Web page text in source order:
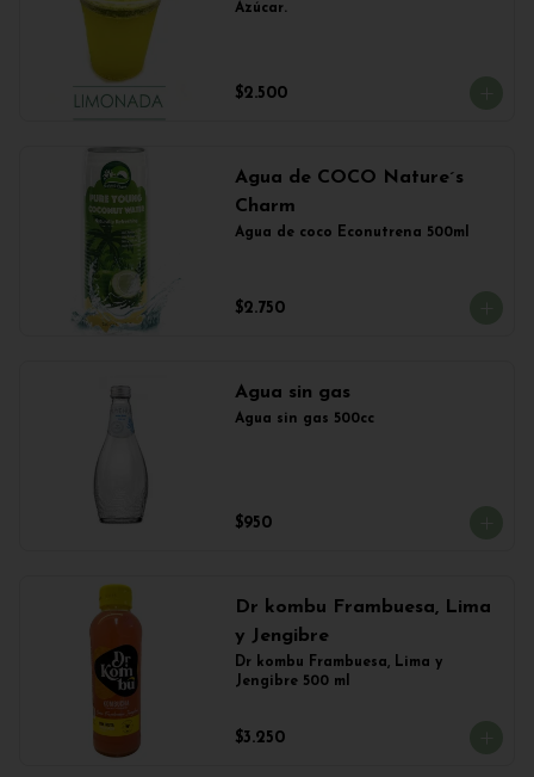
Azúcar.
$2.500
Agua de COCO Nature´s
Charm
Agua de coco Econutrena 500ml
$2.750
Agua sin gas
Agua sin gas 500cc
$950
Dr kombu Frambuesa, Lima
y Jengibre
Dr kombu Frambuesa, Lima y
Jengibre 500 ml
$3.250